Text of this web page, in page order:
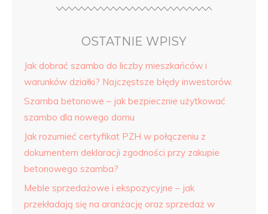
OSTATNIE WPISY
Jak dobrać szambo do liczby mieszkańców i
warunków działki? Najczęstsze błędy inwestorów.
Szamba betonowe – jak bezpiecznie użytkować
szambo dla nowego domu
Jak rozumieć certyfikat PZH w połączeniu z
dokumentem deklaracji zgodności przy zakupie
betonowego szamba?
Meble sprzedażowe i ekspozycyjne – jak
przekładają się na aranżację oraz sprzedaż w